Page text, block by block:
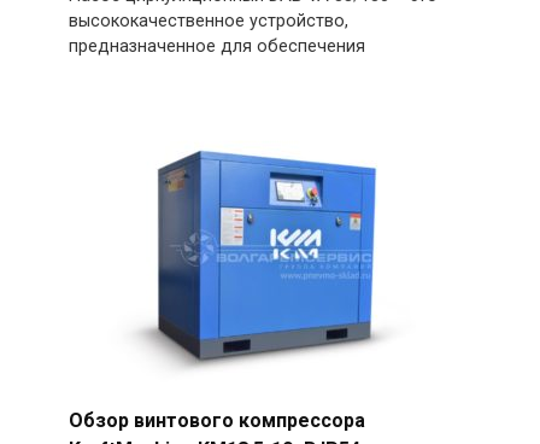
высококачественное устройство,
предназначенное для обеспечения
Обзор винтового компрессора